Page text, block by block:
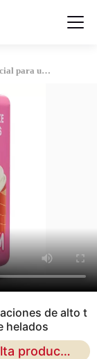
Máquina de helado comercial para ubicaciones de alto tráfico| Solución automática de venta de helados
de alto t
helados
Máquina de helado comercial de alta producción y baja mano de obra diseñada para centros comerciales, aeropuertos y escenarios de venta al por menor 24 / 7.